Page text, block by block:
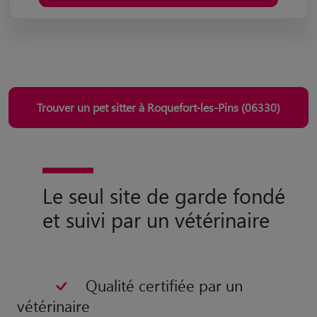
Trouver un pet sitter à Roquefort-les-Pins (06330)
Le seul site de garde fondé
et suivi par un vétérinaire
Qualité certifiée par un
vétérinaire